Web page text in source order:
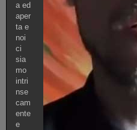
a ed
aper
ta e
noi
ci
sia
mo
intri
nse
cam
ente
e